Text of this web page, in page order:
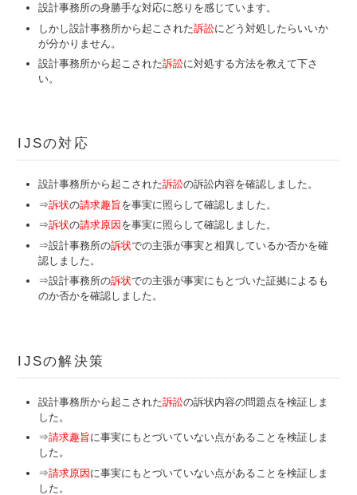
設計事務所の身勝手な対応に怒りを感じています。
しかし設計事務所から起こされた訴訟にどう対処したらいいか
が分かりません。
設計事務所から起こされた訴訟に対処する方法を教えて下さ
い。
IJSの対応
設計事務所から起こされた訴訟の訴訟内容を確認しました。
⇒訴状の請求趣旨を事実に照らして確認しました。
⇒訴状の請求原因 を事実に照らして確認しました。
⇒設計事務所の訴状での主張が事実と相異しているか否かを確
認しました。
⇒設計事務所の訴状での主張が事実にもとづいた証拠によるも
のか否かを確認しました。
IJSの解決策
設計事務所から起こされた訴訟の訴状内容の問題点を検証しま
した。
⇒請求趣旨に事実にもとづいていない点があることを検証しま
した。
⇒請求原因に事実にもとづいていない点があることを検証しま
した。